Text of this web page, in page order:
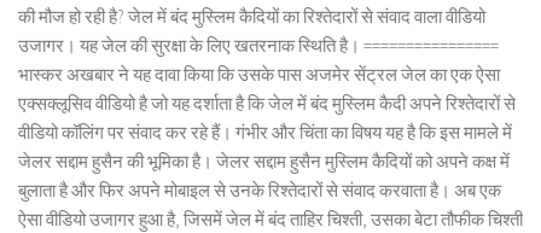
की मौज हो रही है? जेल में बंद मुस्लिम कैदियों का रिश्तेदारों से संवाद वाला वीडियो
उजागर। यह जेल की सुरक्षा के लिए खतरनाक स्थिति है। ================
भास्कर अखबार ने यह दावा किया कि उसके पास अजमेर सेंट्रल जेल का एक ऐसा
एक्सक्लूसिव वीडियो है जो यह दर्शाता है कि जेल में बंद मुस्लिम कैदी अपने रिश्तेदारों से
वीडियो कॉलिंग पर संवाद कर रहे हैं। गंभीर और चिंता का विषय यह है कि इस मामले में
जेलर सद्दाम हुसैन की भूमिका है। जेलर सद्दाम हुसैन मुस्लिम कैदियों को अपने कक्ष में
बुलाता है और फिर अपने मोबाइल से उनके रिश्तेदारों से संवाद करवाता है। अब एक
ऐसा वीडियो उजागर हुआ है, जिसमें जेल में बंद ताहिर चिश्ती, उसका बेटा तौफीक चिश्ती